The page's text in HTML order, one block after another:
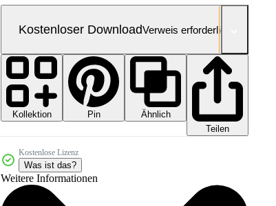
Kostenloser DownloadVerweis erforderlich
Kollektion Pin
Ähnlich
Teilen
Kostenlose Lizenz
Was ist das?
Weitere Informationen